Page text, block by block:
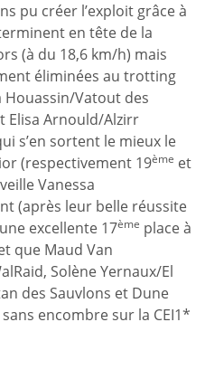
pu créer l’exploit grâce à
en tête de la
(à du 18,6 km/h) mais
éliminées au trotting
Houassin/Vatout des
Elisa Arnould/Alzirr
s’en sortent le mieux le
(respectivement 19ème et
Vanessa
(après leur belle réussite
excellente 17ème place à
que Maud Van
Solène Yernaux/El
des Sauvlons et Dune
encombre sur la CEI1*